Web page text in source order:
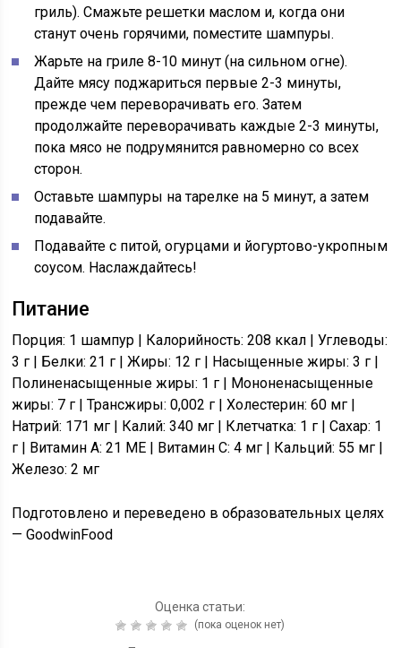
гриль). Смажьте решетки маслом и, когда они
станут очень горячими, поместите шампуры.
Жарьте на гриле 8-10 минут (на сильном огне).
Дайте мясу поджариться первые 2-3 минуты,
прежде чем переворачивать его. Затем
продолжайте переворачивать каждые 2-3 минуты,
пока мясо не подрумянится равномерно со всех
сторон.
Оставьте шампуры на тарелке на 5 минут, а затем
подавайте.
Подавайте с питой, огурцами и йогуртово-укропным
соусом. Наслаждайтесь!
Питание
Порция: 1 шампур | Калорийность: 208 ккал | Углеводы:
3 г | Белки: 21 г | Жиры: 12 г | Насыщенные жиры: 3 г |
Полиненасыщенные жиры: 1 г | Мононенасыщенные
жиры: 7 г | Трансжиры: 0,002 г | Холестерин: 60 мг |
Натрий: 171 мг | Калий: 340 мг | Клетчатка: 1 г | Сахар: 1
г | Витамин A: 21 МЕ | Витамин C: 4 мг | Кальций: 55 мг |
Железо: 2 мг
Подготовлено и переведено в образовательных целях
— GoodwinFood
Оценка статьи:
(пока оценок нет)